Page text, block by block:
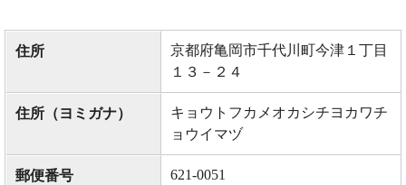
住所
京都府亀岡市千代川町今津１丁目
１３－２４
住所（ヨミガナ）
キョウトフカメオカシチヨカワチ
ョウイマヅ
郵便番号 621-0051